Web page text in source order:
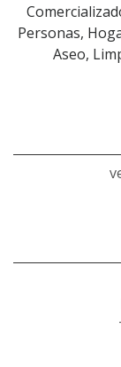
Personas,
Aseo,